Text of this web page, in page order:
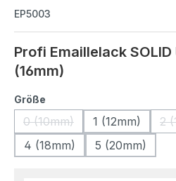
EP5003
Profi Emaillelack
(16mm)
Größe
0 (10mm) 1 (12mm) 2
4 (18mm)
5 (20mm)